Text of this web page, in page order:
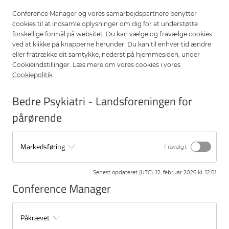
oplever, at de pludselig ikke er alene med deres tanker og følelser. Det
kan skabe stor lettelse og give ny energi til at fortsætte.
Sådan foregår det
Gruppen består af de samme 8-10 deltagere hele vejen igennem og
faciliteres af psykoterapeut Lene Essenbæk Karlsson.
gange a 2 timer fra 10.00 til 12.00 og hver session kombinerer fælles
samtaler, tema-oplæg og praktiske øvelser.
Torsdag d. 21/5
Torsdag d. 18/6
Torsdag d. 9/7
Conference Manager og vores samarbejdspartnere benytter
cookies til at indsamle oplysninger om dig for at understøtte
forskellige formål på websitet. Du kan vælge og fravælge cookies
ved at klikke på knapperne herunder. Du kan til enhver tid ændre
eller fratrække dit samtykke, nederst på hjemmesiden, under
Cookieindstillinger. Læs mere om vores cookies i vores
Cookiepolitik.
Bedre Psykiatri - Landsforeningen for
pårørende
Markedsføring Fravalgt
Senest opdateret (UTC): 12. februar 2026 kl. 12.01
Conference Manager
Påkrævet